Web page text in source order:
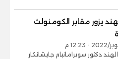
يزور مقابر الكومنولث
دكتور سوبرامانيام جايشانكار